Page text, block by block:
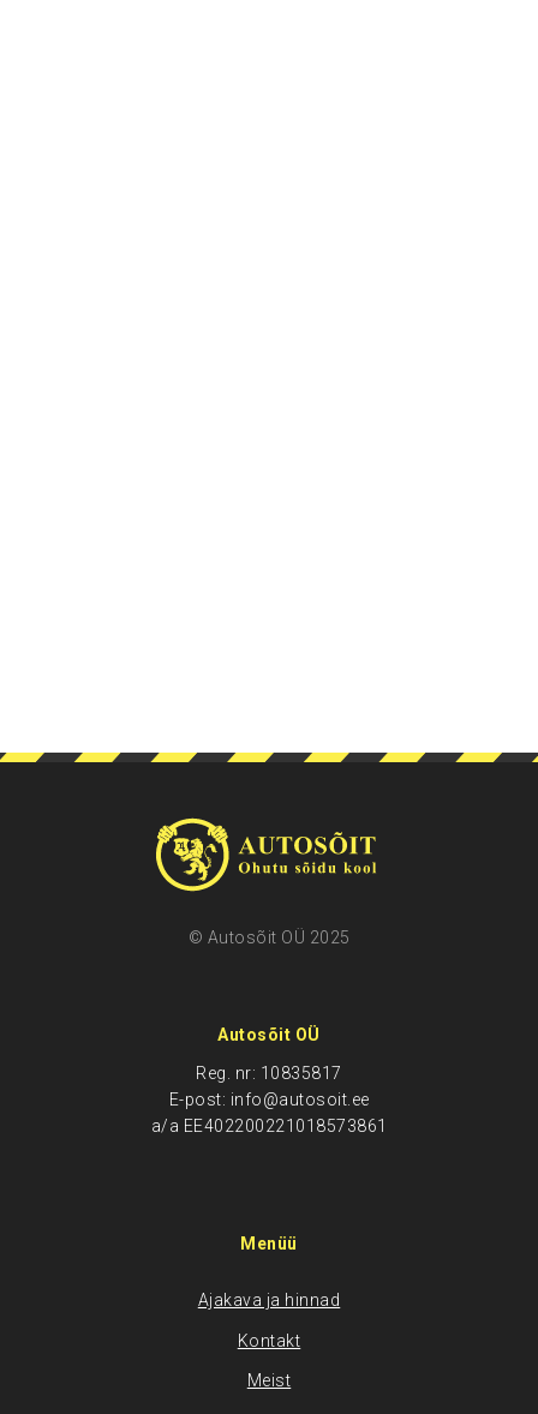
© Autosõit OÜ 2025
Autosõit OÜ
Reg. nr: 10835817
E-post: info@autosoit.ee
a/a EE402200221018573861
Menüü
Ajakava ja hinnad
Kontakt
Meist